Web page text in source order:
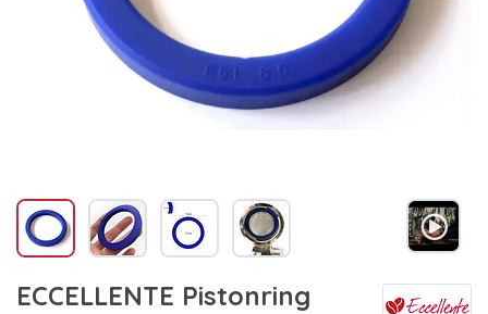
ECCELLENTE Pistonring